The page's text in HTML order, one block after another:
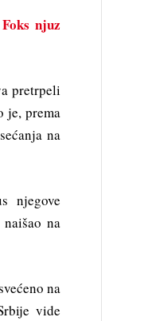
Foks njuz
pretrpeli
je, prema
na
njegove
na
na
vide